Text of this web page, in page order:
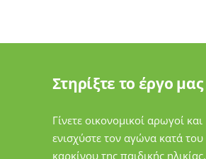
Στηρίξτε το έργο μας
Γίνετε οικονομικοί αρωγοί και
ενισχύστε τον αγώνα κατά του
καρκίνου της παιδικής ηλικίας.